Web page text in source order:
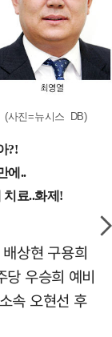
(사진=뉴시스 DB)
상현 구용희
당 우승희 예비
속 오현선 후